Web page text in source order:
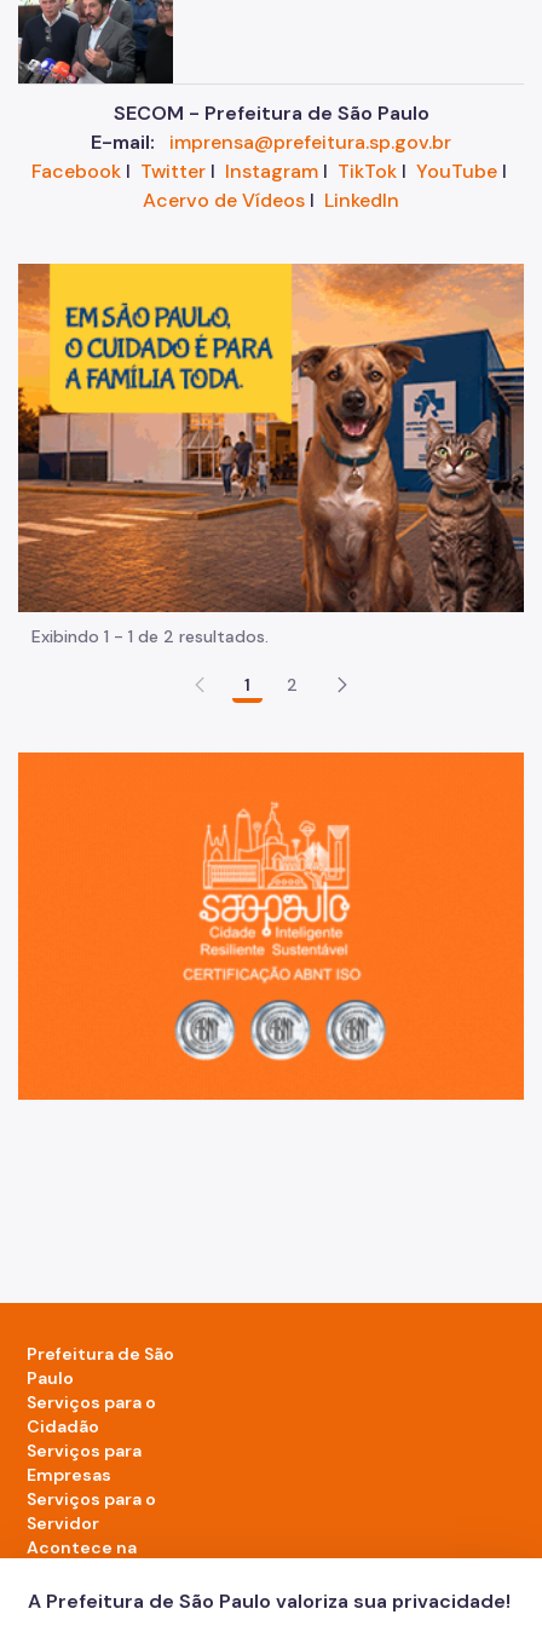
SECOM - Prefeitura de São Paulo
E-mail:
imprensa@prefeitura.sp.gov.br
FacebookI TwitterI InstagramI TikTokI YouTubeI
Acervo de Vídeos I LinkedIn
Exibindo 1 - 1 de 2 resultados.
1 2
Prefeitura de São
Paulo
Serviços para o
Cidadão
Serviços para
Empresas
Serviços para o
Servidor
Acontece na
A Prefeitura de São Paulo valoriza sua privacidade!